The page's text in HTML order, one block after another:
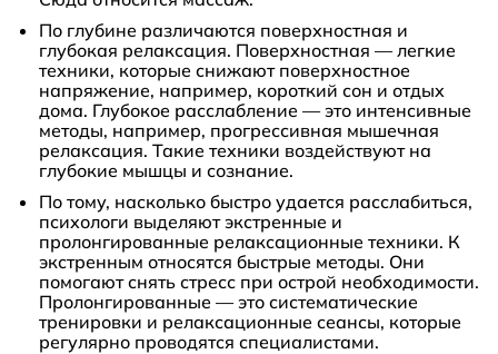
По глубине различаются поверхностная и
глубокая релаксация. Поверхностная — легкие
техники, которые снижают поверхностное
напряжение, например, короткий сон и отдых
дома. Глубокое расслабление — это интенсивные
методы, например, прогрессивная мышечная
релаксация. Такие техники воздействуют на
глубокие мышцы и сознание.
По тому, насколько быстро удается расслабиться,
психологи выделяют экстренные и
пролонгированные релаксационные техники. К
экстренным относятся быстрые методы. Они
помогают снять стресс при острой необходимости.
Пролонгированные — это систематические
тренировки и релаксационные сеансы, которые
регулярно проводятся специалистами.